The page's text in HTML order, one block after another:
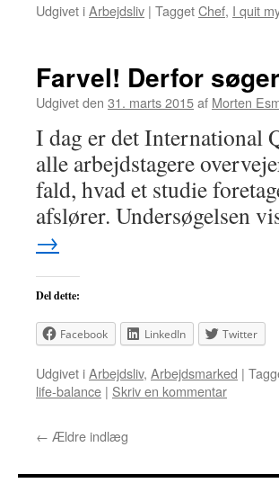
Udgivet iArbejdsliv | TaggetChef, I quit
Farvel! Derfor
Udgivet den 31. marts 2015af Morten
I dag er det International
alle arbejdstagere
fald, hvad et studie
afslører. Undersøgelsen
→
Del dette:
Facebook LinkedIn Twitter
Udgivet iArbejdsliv, Arbejdsmarked |
life-balance | Skriv en kommentar
← Ældre indlæg